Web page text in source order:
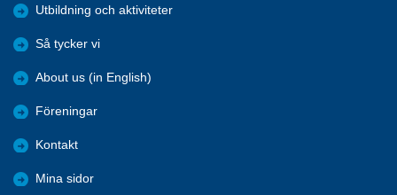
Utbildning och aktiviteter
Så tycker vi
About us (in English)
Föreningar
Kontakt
Mina sidor